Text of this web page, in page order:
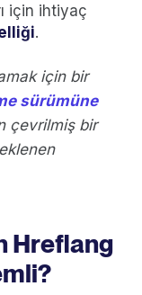
için ihtiyaç
.
için bir
sürümüne
çevrilmiş bir
Hreflang